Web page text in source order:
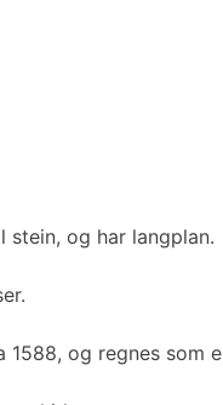
stein, og har langplan.
og regnes som